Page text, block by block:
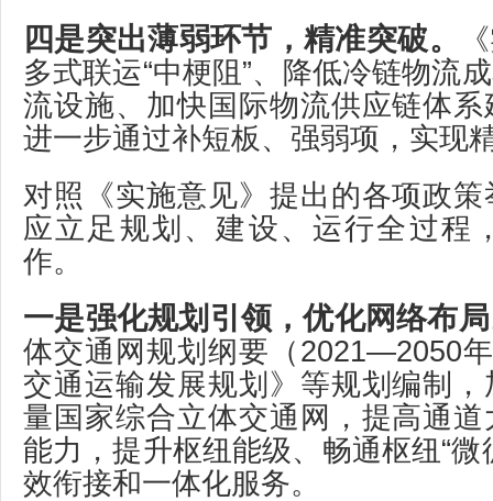
四是突出薄弱环节，精准突破。
多式联运“中梗阻”、降低冷链物流
流设施、加快国际物流供应链体
进一步通过补短板、强弱项，实现
对照《实施意见》提出的各项政
应立足规划、建设、运行全过程
作。
一是强化规划引领，优化网络布
体交通网规划纲要（2021—2050
交通运输发展规划》等规划编制
量国家综合立体交通网，提高通
能力，提升枢纽能级、畅通枢纽“微
效衔接和一体化服务。